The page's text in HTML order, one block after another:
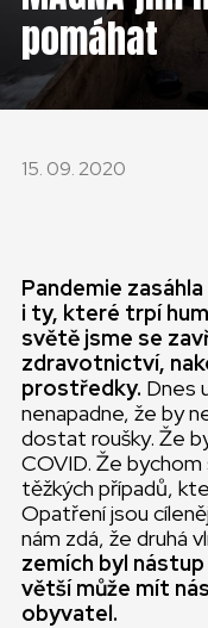
ČESKÁ
GLOBAL
pomáhat
15. 09. 2020
Pandemie
i ty, které trpí
světě jsme se
zdravotnictví,
prostředky. Dnes
nenapadne, že by
dostat roušky. Že
COVID. Že
těžkých případů,
Opatření jsou
nám zdá, že druhá
zemích byl
větší může mít
obyvatel.